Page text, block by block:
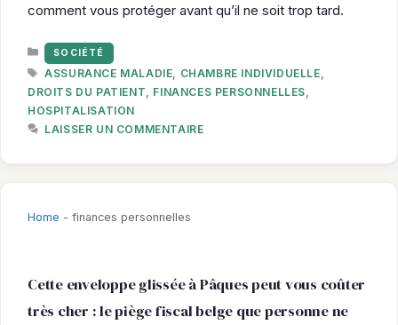
comment vous protéger avant qu’il ne soit trop tard.
CATÉGORIES
SOCIÉTÉ
ÉTIQUETTES
ASSURANCE MALADIE CHAMBRE INDIVIDUELLE
DROITS DU PATIENT
FINANCES PERSONNELLES
HOSPITALISATION
LAISSER UN COMMENTAIRE
Home - finances personnelles
Cette enveloppe glissée à Pâques peut vous coûter
très cher : le piège fiscal belge que personne ne